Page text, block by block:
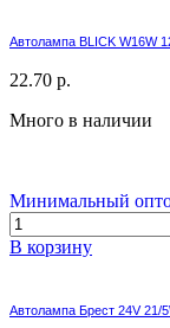
Автолампа BLICK W16W
22.70 р.
Много в наличии
Минимальный
В корзину
Автолампа Брест 24V 21/